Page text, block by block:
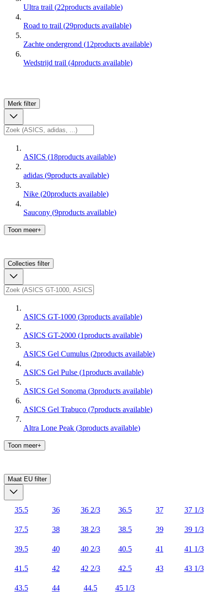
Ultra trail (22products available)
Road to trail (29products available)
Zachte ondergrond (12products available)
Wedstrijd trail (4products available)
Merk filter
ASICS (18products available)
adidas (9products available)
Nike (20products available)
Saucony (9products available)
Toon meer+
Collecties filter
ASICS GT-1000 (3products available)
ASICS GT-2000 (1products available)
ASICS Gel Cumulus (2products available)
ASICS Gel Pulse (1products available)
ASICS Gel Sonoma (3products available)
ASICS Gel Trabuco (7products available)
Altra Lone Peak (3products available)
Toon meer+
Maat EU filter
35.5 36 36 2/3 36.5 37 37 1/3
37.5 38 38 2/3 38.5 39 39 1/3
39.5 40 40 2/3 40.5 41 41 1/3
41.5 42 42 2/3 42.5 43 43 1/3
43.5 44 44.5 45 1/3